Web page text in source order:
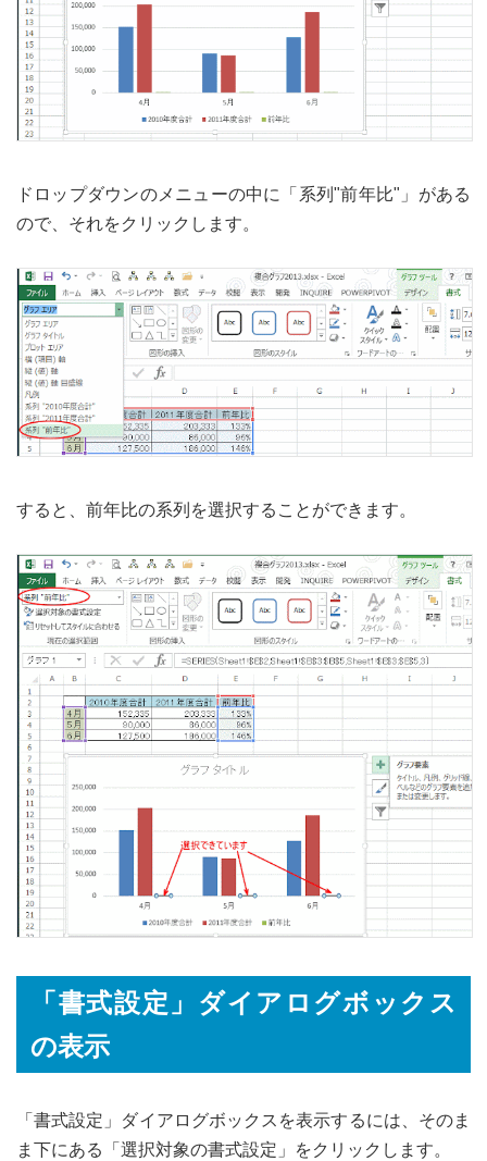
ドロップダウンのメニューの中に「系列"前年比"」がある
ので、それをクリックします。
すると、前年比の系列を選択することができます。
「書式設定」ダイアログボックス
の表示
「書式設定」ダイアログボックスを表示するには、そのま
ま下にある「選択対象の書式設定」をクリックします。